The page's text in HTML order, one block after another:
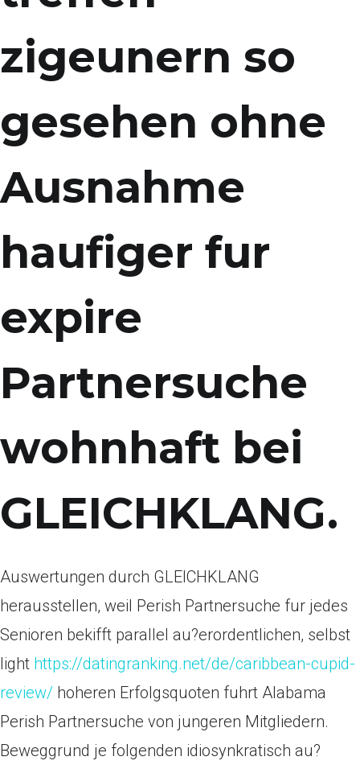
zigeunern so
gesehen ohne
Ausnahme
haufiger fur
expire
Partnersuche
wohnhaft bei
GLEICHKLANG.
Auswertungen durch GLEICHKLANG
herausstellen, weil Perish Partnersuche fur jedes
Senioren bekifft parallel au?erordentlichen, selbst
light https://datingranking.net/de/caribbean-cupid-
review/ hoheren Erfolgsquoten fuhrt Alabama
Perish Partnersuche von jungeren Mitgliedern.
Beweggrund je folgenden idiosynkratisch au?